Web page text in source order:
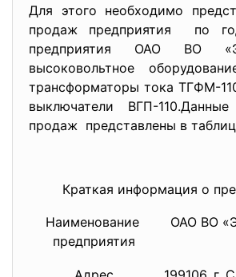
Для этого необходимо
продаж предприятия по
предприятия ОАО ВО
высоковольтное
трансформаторы тока ТГФМ-
выключатели ВГП-
продаж представлены в
Краткая информация о
Наименование
предприятия
ОАО ВО